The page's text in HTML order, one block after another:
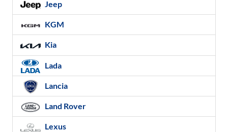
Jeep
KGM
Kia
Lada
Lancia
Land Rover
Lexus